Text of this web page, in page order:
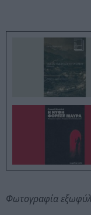
Φωτογραφία